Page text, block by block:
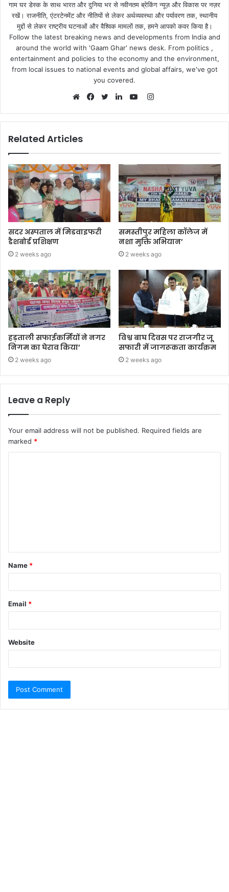
गाम घर डेस्क के साथ भारत और दुनिया भर से नवीनतम ब्रेकिंग न्यूज़ और विकास पर नज़र
रखें। राजनीति, एंटरटेनमेंट और नीतियों से लेकर अर्थव्यवस्था और पर्यावरण तक, स्थानीय
मुद्दों से लेकर राष्ट्रीय घटनाओं और वैश्विक मामलों तक, हमने आपको कवर किया है।
Follow the latest breaking news and developments from India and
around the world with 'Gaam Ghar' news desk. From politics ,
entertainment and policies to the economy and the environment,
from local issues to national events and global affairs, we've got
you covered.
Instagram
Related Articles
सदर अस्पताल में मिडवाइफरी
डैशबोर्ड प्रशिक्षण
2 weeks ago
समस्तीपुर महिला कॉलेज में
नशा मुक्ति अभियान’
2 weeks ago
हड़ताली सफाईकर्मियों ने नगर
निगम का घेराव किया’
2 weeks ago
विश्व बाघ दिवस पर राजगीर जू
सफारी में जागरूकता कार्यक्रम
2 weeks ago
Leave a Reply
Your email address will not be published. Required fields are
marked *
Name *
Email *
Website